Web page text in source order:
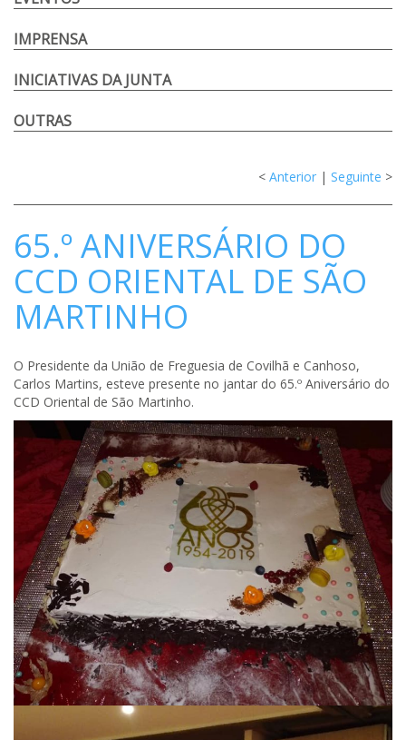
IMPRENSA
INICIATIVAS DA JUNTA
OUTRAS
< Anterior | Seguinte >
65.º ANIVERSÁRIO DO
CCD ORIENTAL DE SÃO
MARTINHO
O Presidente da União de Freguesia de Covilhã e Canhoso,
Carlos Martins, esteve presente no jantar do 65.º Aniversário do
CCD Oriental de São Martinho.